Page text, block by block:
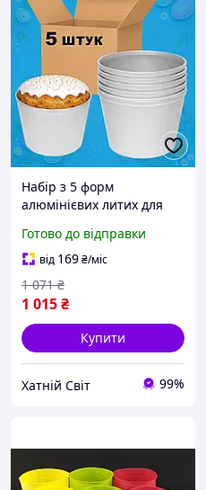
Набір з 5 форм
алюмінієвих литих для
великодніх кулічів, хліба
та кексів з посиленим
бортиком по краю, 1 л
Готово до відправки
від 169₴/міс
1 015₴
1 071 ₴
Купити
Хатній Світ 99%